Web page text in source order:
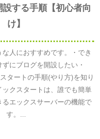
設する手順【初心者向
け】
人におすすめです。・でき
にブログを開設したい・
タートの手順(やり方)を知り
クスタートは、誰でも簡単
るエックスサーバーの機能で
す。...